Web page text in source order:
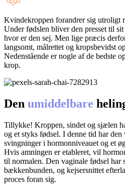
Kvindekroppen forandrer sig utroligt
Under fødslen bliver den presset til
hvor er den sej. Men lige præcis
langsomt, målrettet og kropsbevidst
Nedenstående er nogle af de bedste
krop.
Den umiddelbare
Tillykke! Kroppen, sindet og sjælen
og et styks fødsel. I denne tid har
svingninger i hormonniveauet og et
Hvis amningen er etableret, vil
til normalen. Den vaginale fødsel har
bækkenbunden, og kejsersnittet
proces foran sig.